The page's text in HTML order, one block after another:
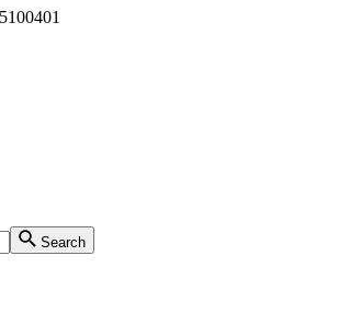
Search